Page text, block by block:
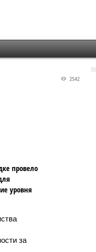
2542
провело
уровня
за